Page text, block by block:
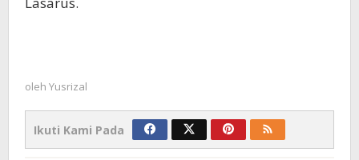
oleh Yusrizal
Ikuti Kami Pada